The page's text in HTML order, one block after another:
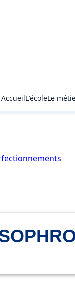
AccueilL’écoleLe